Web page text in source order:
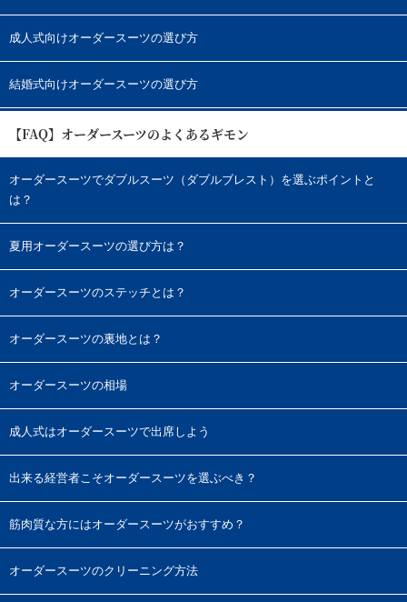
成人式向けオーダースーツの選び方
結婚式向けオーダースーツの選び方
【FAQ】オーダースーツのよくあるギモン
オーダースーツでダブルスーツ（ダブルブレスト）を選ぶポイントと
は？
夏用オーダースーツの選び方は？
オーダースーツのステッチとは？
オーダースーツの裏地とは？
オーダースーツの相場
成人式はオーダースーツで出席しよう
出来る経営者こそオーダースーツを選ぶべき？
筋肉質な方にはオーダースーツがおすすめ？
オーダースーツのクリーニング方法